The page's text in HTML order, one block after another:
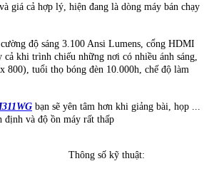
giá cả hợp lý, hiện đang là dòng máy bán chạy
độ sáng 3.100 Ansi Lumens, cổng HDMI
cả khi trình chiếu những nơi có nhiều ánh sáng,
800), tuổi thọ bóng đèn 10.000h, chế độ làm
bạn sẽ yên tâm hơn khi giảng bài, họp ...
và độ ồn máy rất thấp
Thông số kỹ thuật: